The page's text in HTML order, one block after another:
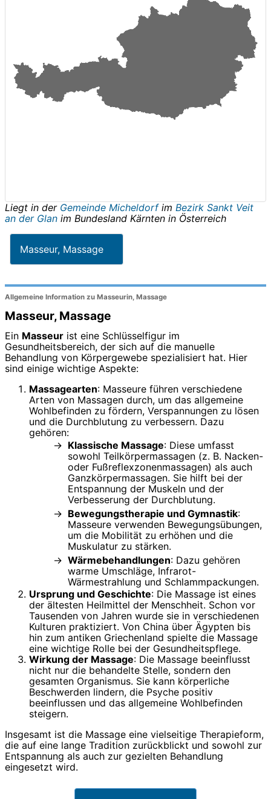
Liegt in der Gemeinde Micheldorf im Bezirk Sankt Veit
an der Glan im Bundesland Kärnten in Österreich
Masseur, Massage
Allgemeine Information zu Masseurin, Massage
Masseur, Massage
Ein Masseur ist eine Schlüsselfigur im
Gesundheitsbereich, der sich auf die manuelle
Behandlung von Körpergewebe spezialisiert hat. Hier
sind einige wichtige Aspekte:
Massagearten: Masseure führen verschiedene
Arten von Massagen durch, um das allgemeine
Wohlbefinden zu fördern, Verspannungen zu lösen
und die Durchblutung zu verbessern. Dazu
gehören:
Klassische Massage: Diese umfasst
sowohl Teilkörpermassagen (z. B. Nacken-
oder Fußreflexzonenmassagen) als auch
Ganzkörpermassagen. Sie hilft bei der
Entspannung der Muskeln und der
Verbesserung der Durchblutung.
Bewegungstherapie und Gymnastik:
Masseure verwenden Bewegungsübungen,
um die Mobilität zu erhöhen und die
Muskulatur zu stärken.
Wärmebehandlungen: Dazu gehören
warme Umschläge, Infrarot-
Wärmestrahlung und Schlammpackungen.
Ursprung und Geschichte: Die Massage ist eines
der ältesten Heilmittel der Menschheit. Schon vor
Tausenden von Jahren wurde sie in verschiedenen
Kulturen praktiziert. Von China über Ägypten bis
hin zum antiken Griechenland spielte die Massage
eine wichtige Rolle bei der Gesundheitspflege.
Wirkung der Massage: Die Massage beeinflusst
nicht nur die behandelte Stelle, sondern den
gesamten Organismus. Sie kann körperliche
Beschwerden lindern, die Psyche positiv
beeinflussen und das allgemeine Wohlbefinden
steigern.
Insgesamt ist die Massage eine vielseitige Therapieform,
die auf eine lange Tradition zurückblickt und sowohl zur
Entspannung als auch zur gezielten Behandlung
eingesetzt wird.